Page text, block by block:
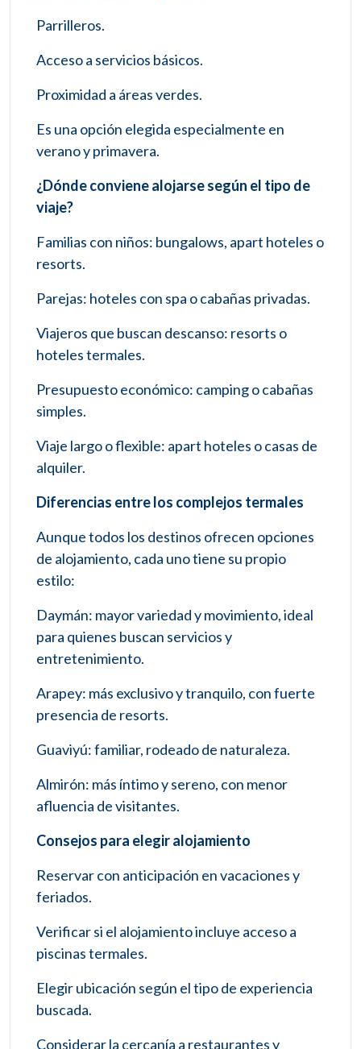
Parrilleros.
Acceso a servicios básicos.
Proximidad a áreas verdes.
Es una opción elegida especialmente en
verano y primavera.
¿Dónde conviene alojarse según el tipo de
viaje?
Familias con niños: bungalows, apart hoteles o
resorts.
Parejas: hoteles con spa o cabañas privadas.
Viajeros que buscan descanso: resorts o
hoteles termales.
Presupuesto económico: camping o cabañas
simples.
Viaje largo o flexible: apart hoteles o casas de
alquiler.
Diferencias entre los complejos termales
Aunque todos los destinos ofrecen opciones
de alojamiento, cada uno tiene su propio
estilo:
Daymán: mayor variedad y movimiento, ideal
para quienes buscan servicios y
entretenimiento.
Arapey: más exclusivo y tranquilo, con fuerte
presencia de resorts.
Guaviyú: familiar, rodeado de naturaleza.
Almirón: más íntimo y sereno, con menor
afluencia de visitantes.
Consejos para elegir alojamiento
Reservar con anticipación en vacaciones y
feriados.
Verificar si el alojamiento incluye acceso a
piscinas termales.
Elegir ubicación según el tipo de experiencia
buscada.
Considerar la cercanía a restaurantes y